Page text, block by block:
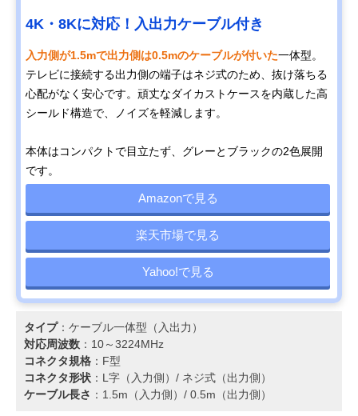
4K・8Kに対応！入出力ケーブル付き
入力側が1.5mで出力側は0.5mのケーブルが付いた一体型。
テレビに接続する出力側の端子はネジ式のため、抜け落ちる
心配がなく安心です。頑丈なダイカストケースを内蔵した高
シールド構造で、ノイズを軽減します。
本体はコンパクトで目立たず、グレーとブラックの2色展開
です。
Amazonで見る
楽天市場で見る
Yahoo!で見る
タイプ：ケーブル一体型（入出力）
対応周波数 ：10～3224MHz
コネクタ規格 ：F型
コネクタ形状 ：L字（入力側）/ ネジ式（出力側）
ケーブル長さ ：1.5m（入力側）/ 0.5m（出力側）